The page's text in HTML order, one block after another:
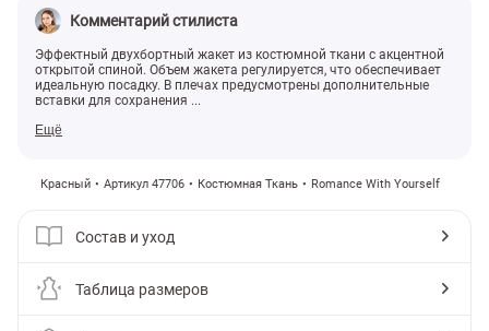
Комментарий стилиста
Эффектный двухбортный жакет из костюмной ткани с акцентной
открытой спиной. Объем жакета регулируется, что обеспечивает
идеальную посадку. В плечах предусмотрены дополнительные
вставки для сохранения ...
Ещё
Красный Артикул 47706 Костюмная Ткань Romance With Yourself
Состав и уход
Таблица размеров